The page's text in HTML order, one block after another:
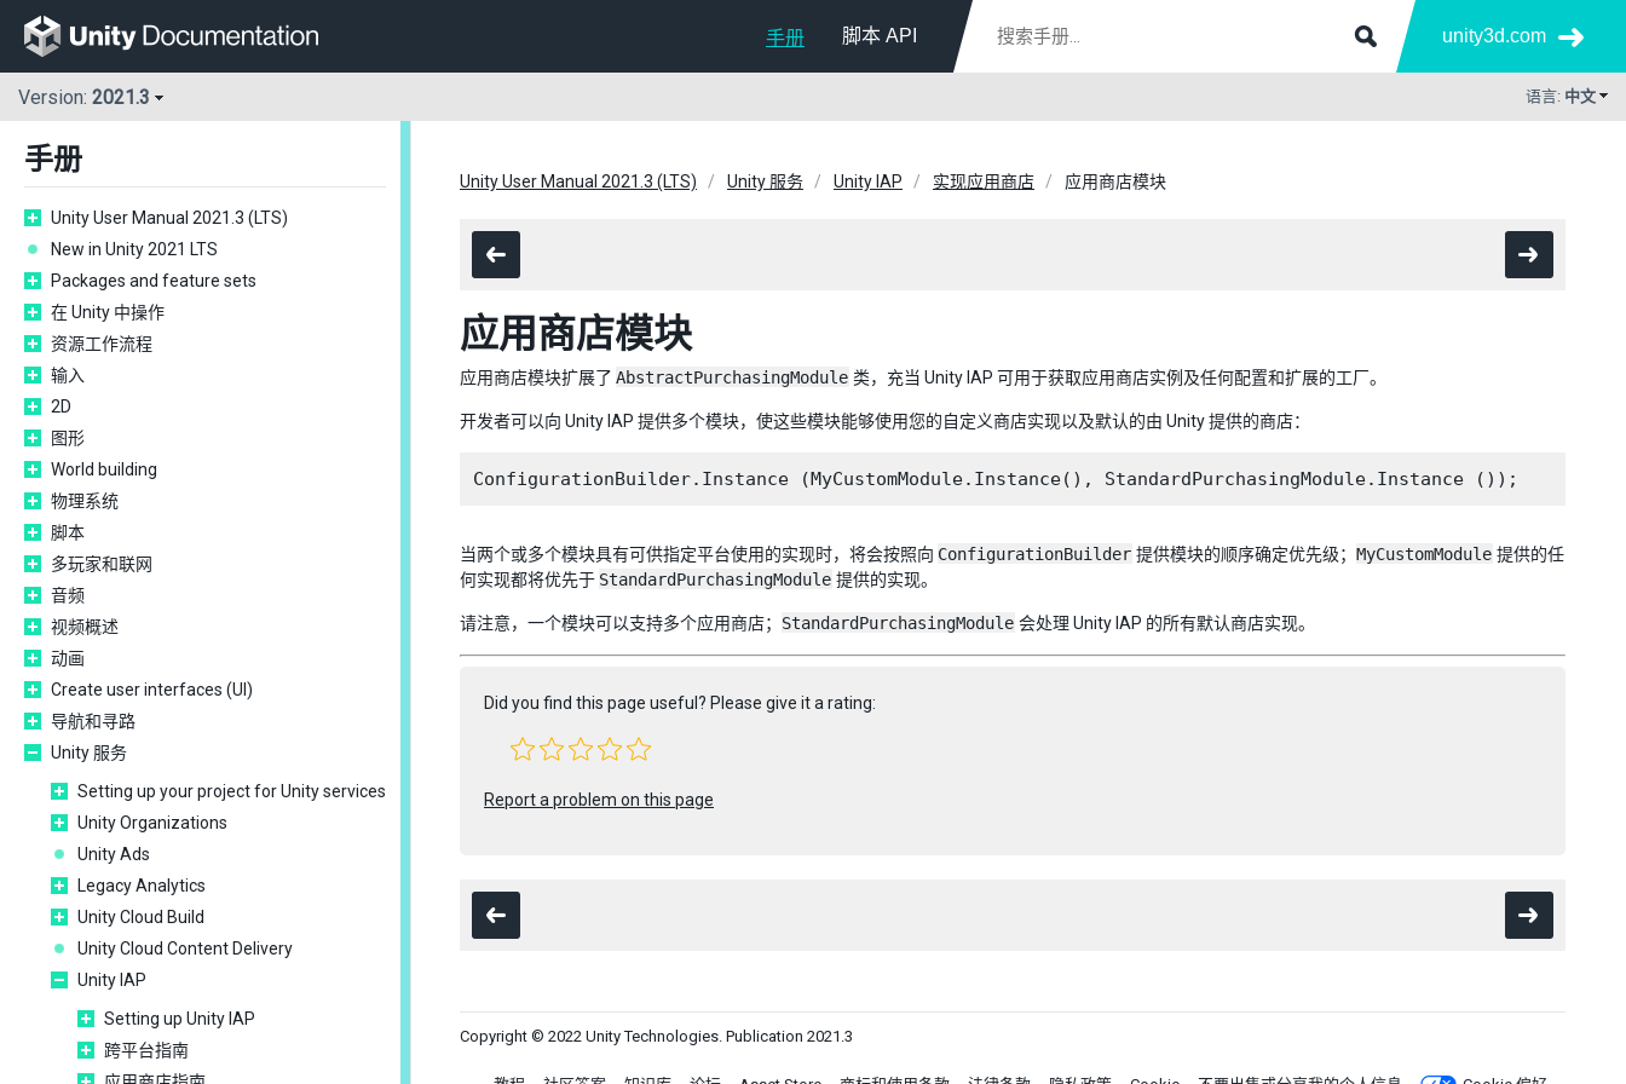
手册 脚本 API unity3d.com
Version: 2021.3 语言: 中文
手册
Unity User Manual 2021.3 (LTS)
New in Unity 2021 LTS
Packages and feature sets
在 Unity 中操作
资源工作流程
输入
2D
图形
World building
物理系统
脚本
多玩家和联网
音频
视频概述
动画
Create user interfaces (UI)
导航和寻路
Unity 服务
Setting up your project for Unity services
Unity Organizations
Unity Ads
Legacy Analytics
Unity Cloud Build
Unity Cloud Content Delivery
Unity IAP
Setting up Unity IAP
跨平台指南
Unity User Manual 2021.3 (LTS) Unity 服务 Unity IAP 实现应用商店 应用商店模块
应用商店模块
应用商店模块扩展了 AbstractPurchasingModule 类，充当 Unity IAP 可用于获取应用商店实例及任何配置和扩展的工厂。
开发者可以向 Unity IAP 提供多个模块，使这些模块能够使用您的自定义商店实现以及默认的由 Unity 提供的商店：
当两个或多个模块具有可供指定平台使用的实现时，将会按照向 ConfigurationBuilder 提供模块的顺序确定优先级； MyCustomModule 提供的任
何实现都将优先于 StandardPurchasingModule 提供的实现。
请注意，一个模块可以支持多个应用商店； StandardPurchasingModule 会处理 Unity IAP 的所有默认商店实现。
Did you find this page useful? Please give it a rating:
Report a problem on this page
Copyright © 2022 Unity Technologies. Publication 2021.3